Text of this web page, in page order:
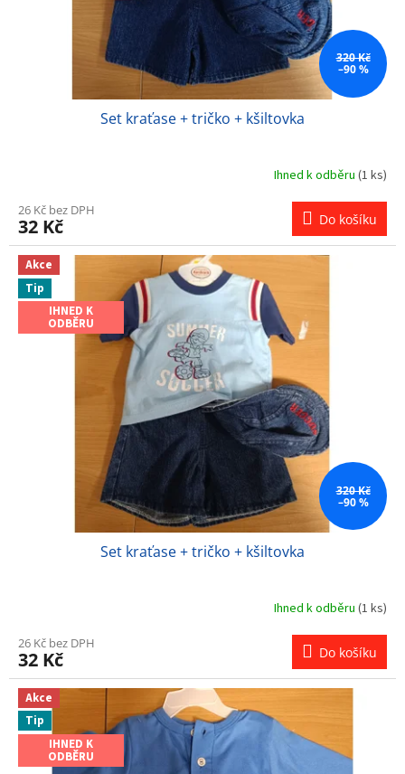
320 Kč
–90 %
Set kraťase + tričko + kšiltovka
Ihned k odběru (1 ks)
26 Kč bez DPH
32 Kč Do košíku
Akce
Tip
IHNED K
ODBĚRU
320 Kč
–90 %
Set kraťase + tričko + kšiltovka
Ihned k odběru (1 ks)
26 Kč bez DPH
32 Kč Do košíku
Akce
Tip
IHNED K
ODBĚRU